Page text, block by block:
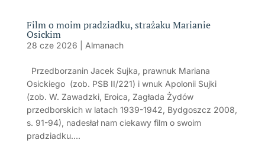
Film o moim pradziadku, strażaku Marianie
Osickim
28 cze 2026 Almanach
Przedborzanin Jacek Sujka, prawnuk Mariana
Osickiego (zob. PSB II/221) i wnuk Apolonii Sujki
(zob. W. Zawadzki, Eroica, Zagłada Żydów
przedborskich w latach 1939-1942, Bydgoszcz 2008,
s. 91-94), nadesłał nam ciekawy film o swoim
pradziadku....